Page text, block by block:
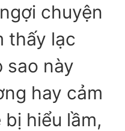
chuyện
thấy lạc
sao này
hay cảm
hiểu lầm,